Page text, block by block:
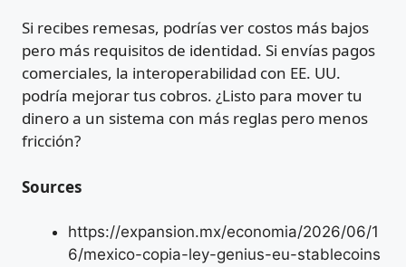
Si recibes remesas, podrías ver costos más bajos
pero más requisitos de identidad. Si envías pagos
comerciales, la interoperabilidad con EE. UU.
podría mejorar tus cobros. ¿Listo para mover tu
dinero a un sistema con más reglas pero menos
fricción?
Sources
https://expansion.mx/economia/2026/06/1
6/mexico-copia-ley-genius-eu-stablecoins